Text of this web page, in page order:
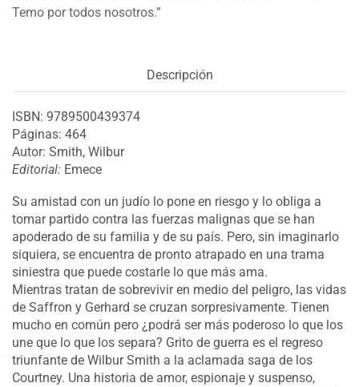
Temo por todos nosotros.”
Descripción
ISBN: 9789500439374
Páginas: 464
Autor: Smith, Wilbur
Editorial: Emece
Su amistad con un judío lo pone en riesgo y lo obliga a
tomar partido contra las fuerzas malignas que se han
apoderado de su familia y de su país. Pero, sin imaginarlo
siquiera, se encuentra de pronto atrapado en una trama
siniestra que puede costarle lo que más ama.
Mientras tratan de sobrevivir en medio del peligro, las vidas
de Saffron y Gerhard se cruzan sorpresivamente. Tienen
mucho en común pero ¿podrá ser más poderoso lo que los
une que lo que los separa? Grito de guerra es el regreso
triunfante de Wilbur Smith a la aclamada saga de los
Courtney. Una historia de amor, espionaje y suspenso,